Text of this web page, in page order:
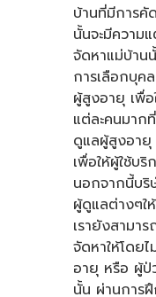
บ้านที่มีการคั
นั้นจะมีความ
จัดหาแม่บ้าน
การเลือกบุค
ผู้สูงอายุ เพื่
แต่ละคนมาก
ดูแลผู้สูงอายุ
เพื่อให้ผู้ใช้บ
นอกจากนี้บริ
ผู้ดูแลต่างๆใ
เรายังสามา
จัดหาให้โดย
อายุ หรือ ผู้ป่
นั้น ผ่านการ